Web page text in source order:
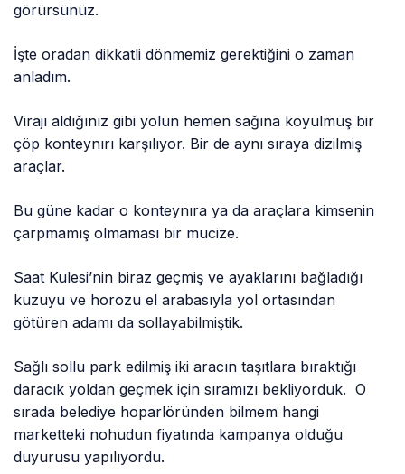
görürsünüz.
İşte oradan dikkatli dönmemiz gerektiğini o zaman
anladım.
Virajı aldığınız gibi yolun hemen sağına koyulmuş bir
çöp konteynırı karşılıyor. Bir de aynı sıraya dizilmiş
araçlar.
Bu güne kadar o konteynıra ya da araçlara kimsenin
çarpmamış olmaması bir mucize.
Saat Kulesi’nin biraz geçmiş ve ayaklarını bağladığı
kuzuyu ve horozu el arabasıyla yol ortasından
götüren adamı da sollayabilmiştik.
Sağlı sollu park edilmiş iki aracın taşıtlara bıraktığı
daracık yoldan geçmek için sıramızı bekliyorduk. O
sırada belediye hoparlöründen bilmem hangi
marketteki nohudun fiyatında kampanya olduğu
duyurusu yapılıyordu.